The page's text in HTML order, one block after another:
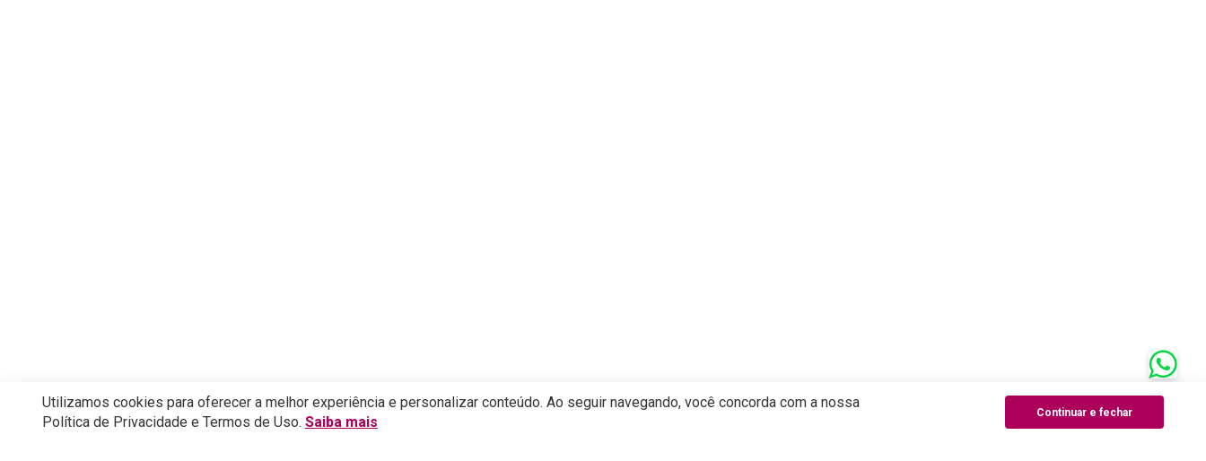
Utilizamos cookies para oferecer a melhor experiência e personalizar conteúdo. Ao seguir navegando, você concorda com a nossa
Política de Privacidade e Termos de Uso. Saiba mais
Continuar e fechar